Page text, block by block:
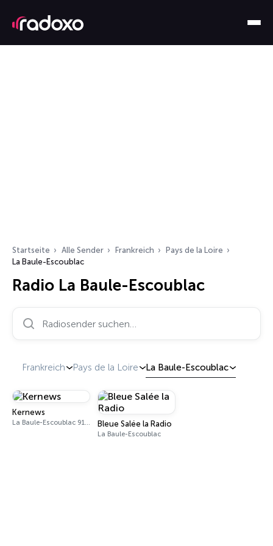
Startseite Alle Sender Frankreich
Pays de la Loire
La Baule-Escoublac
Radio La Baule-Escoublac
Frankreich Pays de la Loire La Baule-Escoublac
Kernews
La Baule-Escoublac 91.5 FM Bleue Salée la Radio
La Baule-Escoublac